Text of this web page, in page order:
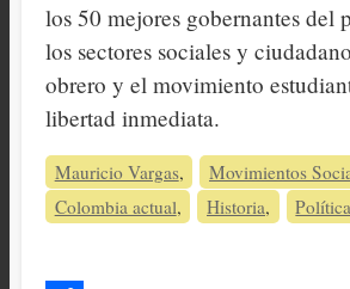
los 50 mejores gobernantes del
los sectores sociales y
obrero y el movimiento
libertad inmediata.
Mauricio Vargas
Movimientos
Colombia actual
Historia Política